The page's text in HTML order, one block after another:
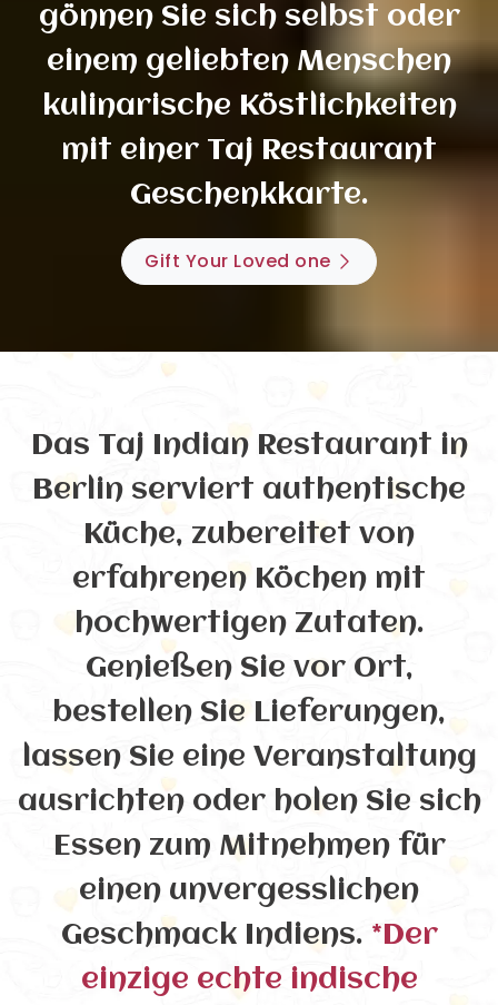
gönnen Sie sich selbst oder
einem geliebten Menschen
kulinarische Köstlichkeiten
mit einer Taj Restaurant
Geschenkkarte.
Gift Your Loved one
Das Taj Indian Restaurant in
Berlin serviert authentische
Küche, zubereitet von
erfahrenen Köchen mit
hochwertigen Zutaten.
Genießen Sie vor Ort,
bestellen Sie Lieferungen,
lassen Sie eine Veranstaltung
ausrichten oder holen Sie sich
Essen zum Mitnehmen für
einen unvergesslichen
Geschmack Indiens. *Der
einzige echte indische